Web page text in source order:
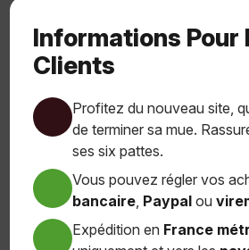
Informations Pour
Clients
Profitez du nouveau site,
de terminer sa mue.
ses six pattes.
Vous pouvez régler vos
bancaire, Paypalou
Expédition en France